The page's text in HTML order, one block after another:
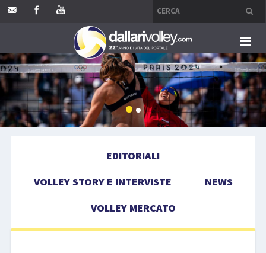
HOME
EDITORIALI
VOLLEY MERCATO
COMPETIZIONI
EDITORIALI
VOLLEY STORY E INTERVISTE
NEWS
VOLLEY MERCATO